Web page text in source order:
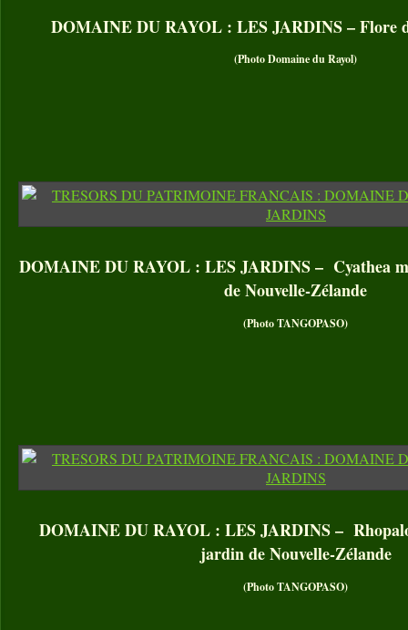
DOMAINE DU RAYOL : LES JARDINS – Flore
(Photo Domaine du Rayol)
DOMAINE DU RAYOL : LES JARDINS – Cyathea
de Nouvelle-Zélande
(Photo TANGOPASO)
DOMAINE DU RAYOL : LES JARDINS –
jardin de Nouvelle-Zélande
(Photo TANGOPASO)